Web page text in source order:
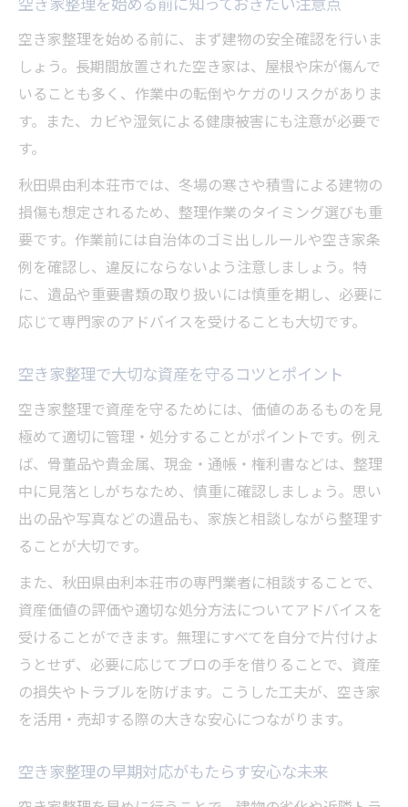
空き家整理で実家を快適空間に蘇らせる方
法
空き家整理が実家の再活用を後押しする理
由
実家の空き家整理で得られる安心と満足感
空き家整理で実家を資産に変えるヒント
資産活用へつなげる空き家整理のポイント
空き家整理で資産活用へ踏み出すための流
れ
空き家整理がもたらす売却・賃貸のチャン
資産価値を高める空き家整理の取り組み方
空き家整理後の資産活用に必要な準備
空き家整理を活かした有効な資産運用法
空き家整理を始める前に、まず建物の安全確認を行いま
しょう。長期間放置された空き家は、屋根や床が傷んで
いることも多く、作業中の転倒やケガのリスクがありま
す。また、カビや湿気による健康被害にも注意が必要で
す。
秋田県由利本荘市では、冬場の寒さや積雪による建物の
損傷も想定されるため、整理作業のタイミング選びも重
要です。作業前には自治体のゴミ出しルールや空き家条
例を確認し、違反にならないよう注意しましょう。特
に、遺品や重要書類の取り扱いには慎重を期し、必要に
応じて専門家のアドバイスを受けることも大切です。
空き家整理で大切な資産を守るコツとポイント
空き家整理で資産を守るためには、価値のあるものを見
極めて適切に管理・処分することがポイントです。例え
ば、骨董品や貴金属、現金・通帳・権利書などは、整理
中に見落としがちなため、慎重に確認しましょう。思い
出の品や写真などの遺品も、家族と相談しながら整理す
ることが大切です。
また、秋田県由利本荘市の専門業者に相談することで、
資産価値の評価や適切な処分方法についてアドバイスを
受けることができます。無理にすべてを自分で片付けよ
うとせず、必要に応じてプロの手を借りることで、資産
の損失やトラブルを防げます。こうした工夫が、空き家
を活用・売却する際の大きな安心につながります。
空き家整理の早期対応がもたらす安心な未来